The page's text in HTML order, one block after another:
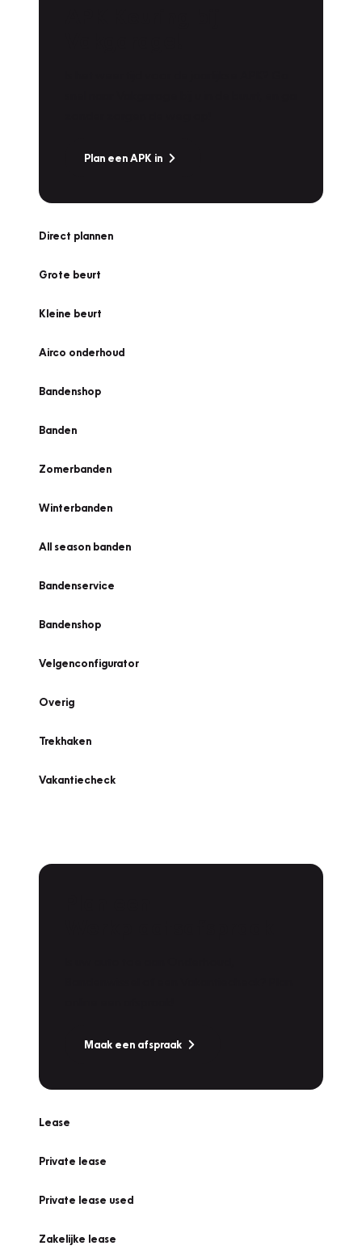
Plan een APK in
Direct plannen
Grote beurt
Kleine beurt
Airco onderhoud
Bandenshop
Banden
Zomerbanden
Winterbanden
All season banden
Bandenservice
Bandenshop
Velgenconfigurator
Overig
Trekhaken
Vakantiecheck
Maak een afspraak
Lease
Private lease
Private lease used
Zakelijke lease